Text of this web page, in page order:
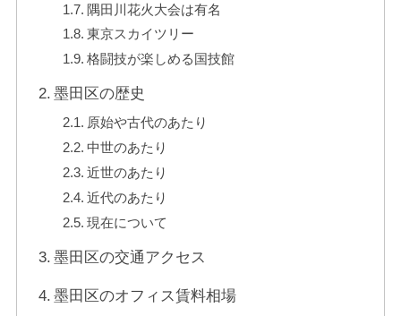
隅田川花火大会は有名
東京スカイツリー
格闘技が楽しめる国技館
墨田区の歴史
原始や古代のあたり
中世のあたり
近世のあたり
近代のあたり
現在について
墨田区の交通アクセス
墨田区のオフィス賃料相場